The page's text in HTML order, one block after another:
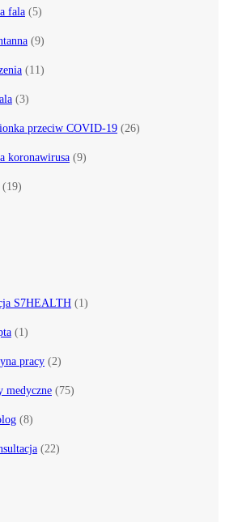
fala (5)
(9)
(11)
(3)
przeciw COVID-19 (26)
koronawirusa (9)
(19)
S7HEALTH (1)
(1)
pracy (2)
medyczne (75)
(8)
(22)